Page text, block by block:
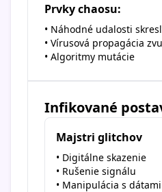
Prvky chaosu:
• Náhodné udalosti
• Vírusová propagácia
• Algoritmy mutácie
Infikované
Majstri glitchov
• Digitálne skazenie
• Rušenie signálu
• Manipulácia s dátami